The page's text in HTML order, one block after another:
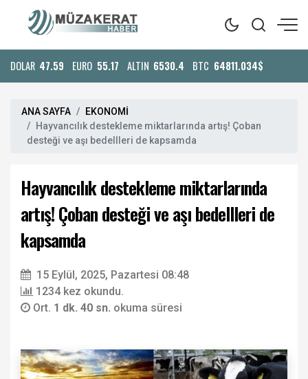
DOLAR 47.59 EURO 55.17 ALTIN 6530.4 BTC 64811.034$
ANA SAYFA
EKONOMİ
Hayvancılık destekleme miktarlarında artış! Çoban
desteği ve aşı bedellleri de kapsamda
Hayvancılık destekleme miktarlarında
artış! Çoban desteği ve aşı bedellleri de
kapsamda
15 Eylül, 2025, Pazartesi 08:48
1234 kez okundu.
Ort. 1 dk. 40 sn. okuma süresi